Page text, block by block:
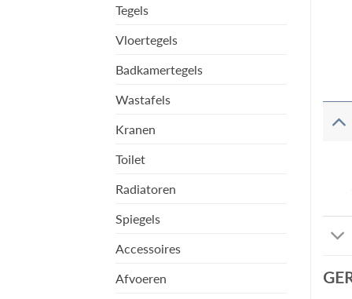
Tegels
Vloertegels
Badkamertegels
Wastafels
Kranen
Toilet
Radiatoren
Spiegels
Accessoires
Afvoeren